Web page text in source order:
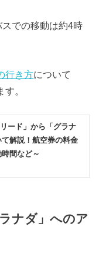
での移動は約4時
行き方について
。
ード」から「グラナ
解説！航空券の料金
間など～
ナダ」へのア